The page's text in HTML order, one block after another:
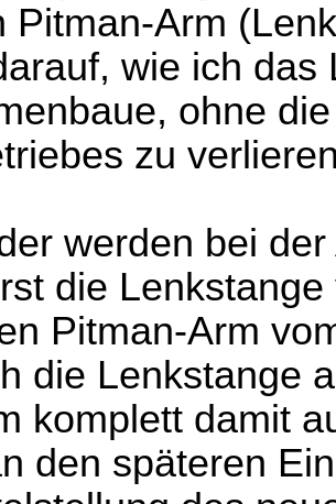
Pitman-Arm
wie ich das
ohne
zu
werden bei
die
Pitman-Arm
die Lenkstange
komplett damit
den späteren